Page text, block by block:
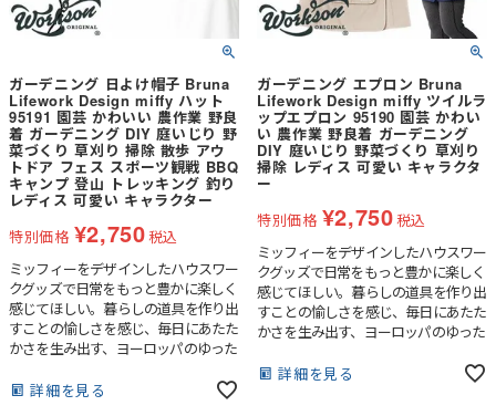
ガーデニング 日よけ帽子 Bruna
Lifework Design miffy ハット
95191 園芸 かわいい 農作業 野良
着 ガーデニング DIY 庭いじり 野
菜づくり 草刈り 掃除 散歩 アウ
トドア フェス スポーツ観戦 BBQ
キャンプ 登山 トレッキング 釣り
レディス 可愛い キャラクター
特別価格 ¥2,750税込
ミッフィーをデザインしたハウスワー
クグッズで日常をもっと豊かに楽しく
感じてほしい。暮らしの道具を作り出
すことの愉しさを感じ、毎日にあたた
かさを生み出す、ヨーロッパのゆった
らしをイメージしたシリーズです。
詳細を見る
ガーデニング エプロン Bruna
Lifework Design miffy ツイルラ
ップエプロン 95190 園芸 かわい
い 農作業 野良着 ガーデニング
DIY 庭いじり 野菜づくり 草刈り
掃除 レディス 可愛い キャラクタ
ー
特別価格 ¥2,750税込
ミッフィーをデザインしたハウスワー
クグッズで日常をもっと豊かに楽しく
感じてほしい。暮らしの道具を作り出
すことの愉しさを感じ、毎日にあたた
かさを生み出す、ヨーロッパのゆった
らしをイメージしたシリーズです。
詳細を見る